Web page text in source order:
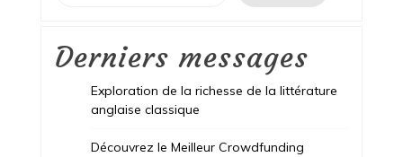
Derniers messages
Exploration de la richesse de la littérature
anglaise classique
Découvrez le Meilleur Crowdfunding